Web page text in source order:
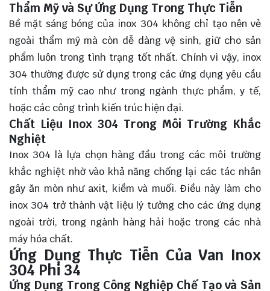
Thẩm Mỹ và Sự Ứng Dụng Trong Thực Tiễn
Bề mặt sáng bóng của inox 304 không chỉ tạo nên vẻ
ngoài thẩm mỹ mà còn dễ dàng vệ sinh, giữ cho sản
phẩm luôn trong tình trạng tốt nhất. Chính vì vậy, inox
304 thường được sử dụng trong các ứng dụng yêu cầu
tính thẩm mỹ cao như trong ngành thực phẩm, y tế,
hoặc các công trình kiến trúc hiện đại.
Chất Liệu Inox 304 Trong Môi Trường Khắc
Nghiệt
Inox 304 là lựa chọn hàng đầu trong các môi trường
khắc nghiệt nhờ vào khả năng chống lại các tác nhân
gây ăn mòn như axit, kiềm và muối. Điều này làm cho
inox 304 trở thành vật liệu lý tưởng cho các ứng dụng
ngoài trời, trong ngành hàng hải hoặc trong các nhà
máy hóa chất.
Ứng Dụng Thực Tiễn Của Van Inox
304 Phi 34
Ứng Dụng Trong Công Nghiệp Chế Tạo và Sản